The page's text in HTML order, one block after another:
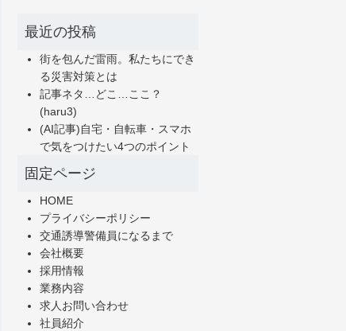
最近の投稿
街を包んだ雷雨。私たちにでき
る災害対策とは
記事ネタ…どこ…ここ？
(haru3)
(AI記事)自宅・自転車・スマホ
で気をつけたい4つのポイント
固定ページ
HOME
プライバシーポリシー
交通誘導警備員になるまで
会社概要
採用情報
業務内容
求人お問い合わせ
社員紹介